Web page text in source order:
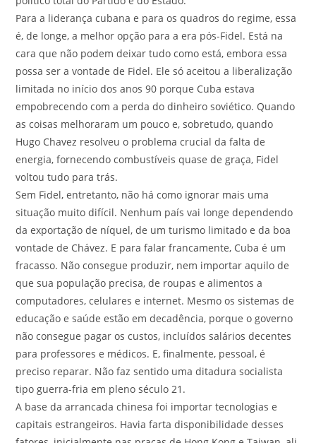
Para a liderança cubana e para os quadros do regime, essa
é, de longe, a melhor opção para a era pós-Fidel. Está na
cara que não podem deixar tudo como está, embora essa
possa ser a vontade de Fidel. Ele só aceitou a liberalização
limitada no início dos anos 90 porque Cuba estava
empobrecendo com a perda do dinheiro soviético. Quando
as coisas melhoraram um pouco e, sobretudo, quando
Hugo Chavez resolveu o problema crucial da falta de
energia, fornecendo combustíveis quase de graça, Fidel
voltou tudo para trás.
Sem Fidel, entretanto, não há como ignorar mais uma
situação muito difícil. Nenhum país vai longe dependendo
da exportação de níquel, de um turismo limitado e da boa
vontade de Chávez. E para falar francamente, Cuba é um
fracasso. Não consegue produzir, nem importar aquilo de
que sua população precisa, de roupas e alimentos a
computadores, celulares e internet. Mesmo os sistemas de
educação e saúde estão em decadência, porque o governo
não consegue pagar os custos, incluídos salários decentes
para professores e médicos. E, finalmente, pessoal, é
preciso reparar. Não faz sentido uma ditadura socialista
tipo guerra-fria em pleno século 21.
A base da arrancada chinesa foi importar tecnologias e
capitais estrangeiros. Havia farta disponibilidade desses